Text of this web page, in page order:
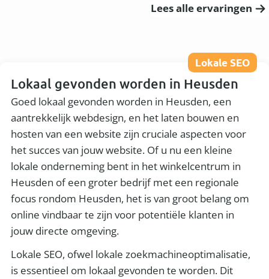
Lees alle ervaringen
Lokale SEO
Lokaal gevonden worden in Heusden
Goed lokaal gevonden worden in Heusden, een
aantrekkelijk webdesign, en het laten bouwen en
hosten van een website zijn cruciale aspecten voor
het succes van jouw website. Of u nu een kleine
lokale onderneming bent in het winkelcentrum in
Heusden of een groter bedrijf met een regionale
focus rondom Heusden, het is van groot belang om
online vindbaar te zijn voor potentiële klanten in
jouw directe omgeving.
Lokale SEO, ofwel lokale zoekmachineoptimalisatie,
is essentieel om lokaal gevonden te worden. Dit